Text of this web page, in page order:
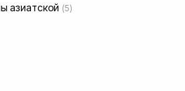
азиатской (5)